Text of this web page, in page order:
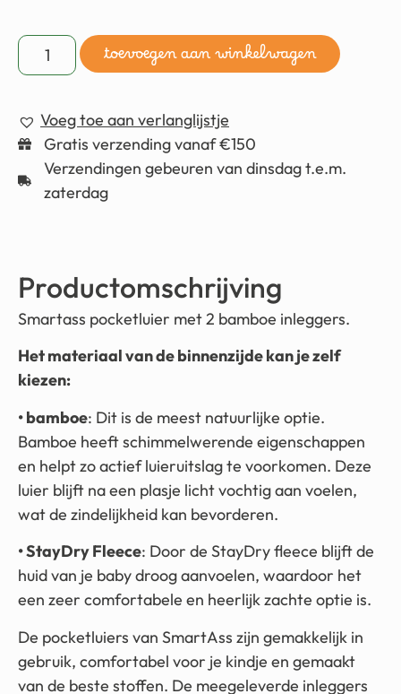
toevoegen aan winkelwagen
Voeg toe aan verlanglijstje
Gratis verzending vanaf €150
Verzendingen gebeuren van dinsdag t.e.m.
zaterdag
Productomschrijving
Smartass pocketluier met 2 bamboe inleggers.
Het materiaal van de binnenzijde kan je zelf
kiezen:
• bamboe: Dit is de meest natuurlijke optie.
Bamboe heeft schimmelwerende eigenschappen
en helpt zo actief luieruitslag te voorkomen. Deze
luier blijft na een plasje licht vochtig aan voelen,
wat de zindelijkheid kan bevorderen.
• StayDry Fleece: Door de StayDry fleece blijft de
huid van je baby droog aanvoelen, waardoor het
een zeer comfortabele en heerlijk zachte optie is.
De pocketluiers van SmartAss zijn gemakkelijk in
gebruik, comfortabel voor je kindje en gemaakt
van de beste stoffen. De meegeleverde inleggers